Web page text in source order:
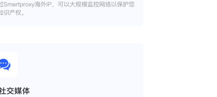
Smartproxy海外IP，可以大规模监控网络以保护您
识产权。
交媒体